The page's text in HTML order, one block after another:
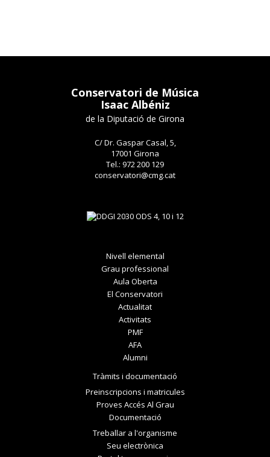
Conservatori de Música
Isaac Albéniz
de la Diputació de Girona
C/ Dr. Gaspar Casal, 5,
17001 Girona
Tel.: 972 200 129
conservatori@cmg.cat
Nivell elemental
Grau professional
Aula Oberta
El Conservatori
Actualitat
Activitats
PMF
AFA
Alumni
Tràmits i documentació
Preinscripcions i matricules
Proves Accés Al Grau
Documentació
Treballar a l'organisme
Seu electrònica